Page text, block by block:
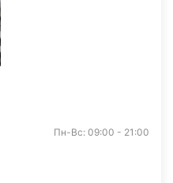
Пн-Вс: 09:00 - 21:00